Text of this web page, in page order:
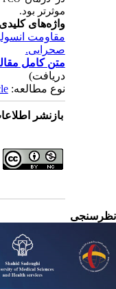
موثرتر بود.
واژه‌های کلیدی:
مقاومت
صحرایی.
متن کامل مقاله
دریافت)
نوع مطالعه:
بازنشر